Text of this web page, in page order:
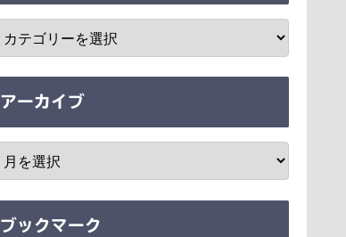
アーカイブ
ブックマーク